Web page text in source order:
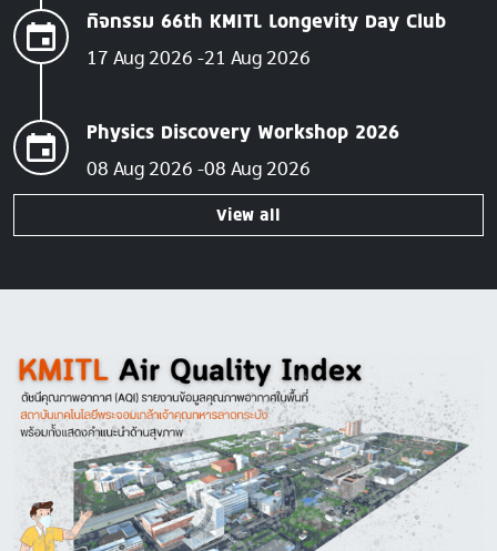
กิจกรรม 66th KMITL Longevity Day Club
17 Aug 2026 21 Aug 2026
Physics Discovery Workshop 2026
08 Aug 2026 08 Aug 2026
View all
Image